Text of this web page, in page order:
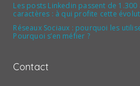
Les posts Linkedin passent de 1.300
caractères : à qui profite cette
Réseaux Sociaux : pourquoi les
Pourquoi s’en méfier ?
Contact